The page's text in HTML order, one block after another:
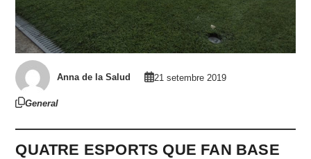
Anna de la Salud 21 setembre 2019
General
QUATRE ESPORTS QUE FAN BASE